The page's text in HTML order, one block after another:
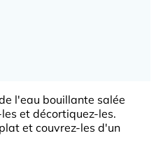
l'eau bouillante salée
et décortiquez-les.
et couvrez-les d'un